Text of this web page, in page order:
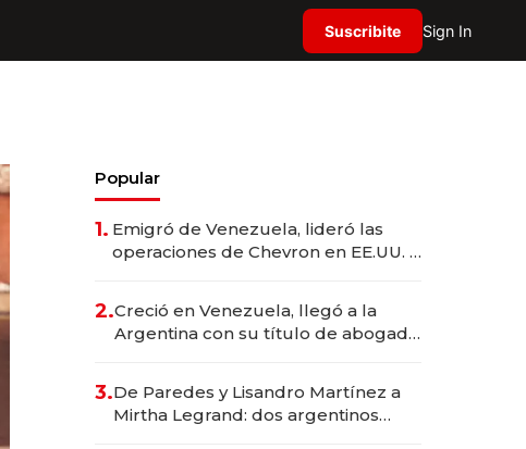
Suscribite Sign In
Popular
1. Emigró de Venezuela, lideró las
operaciones de Chevron en EE.UU. y
2.Creció en Venezuela, llegó a la
Argentina con su título de abogado
marcas "fast premium"
3.De Paredes y Lisandro Martínez a
Mirtha Legrand: dos argentinos